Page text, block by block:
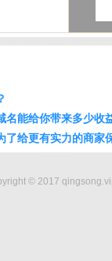
名能给你带来多少收
给更有实力的商家
© 2017